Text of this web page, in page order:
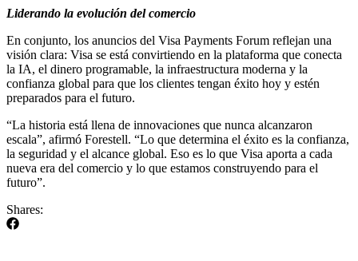
Liderando la evolución del comercio
En conjunto, los anuncios del Visa Payments Forum reflejan una
visión clara: Visa se está convirtiendo en la plataforma que conecta
la IA, el dinero programable, la infraestructura moderna y la
confianza global para que los clientes tengan éxito hoy y estén
preparados para el futuro.
“La historia está llena de innovaciones que nunca alcanzaron
escala”, afirmó Forestell. “Lo que determina el éxito es la confianza,
la seguridad y el alcance global. Eso es lo que Visa aporta a cada
nueva era del comercio y lo que estamos construyendo para el
futuro”.
Shares: